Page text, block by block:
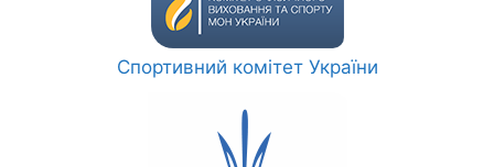
Спортивний комітет України